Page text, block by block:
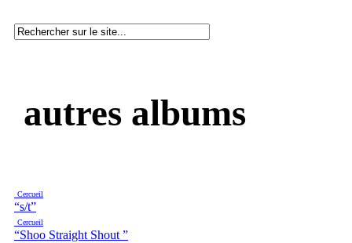
autres albums
Cercueil
“s/t”
Cercueil
“Shoo Straight Shout ”